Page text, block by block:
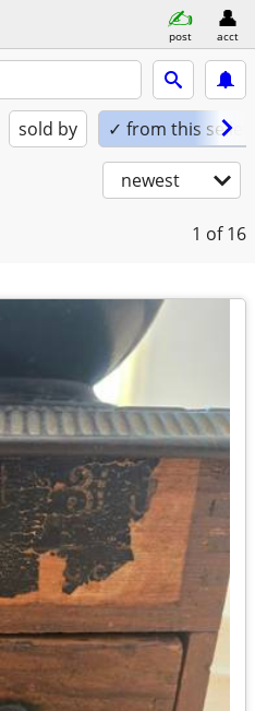
post acct
sold by ✓ from this seller
newest
1 of 16